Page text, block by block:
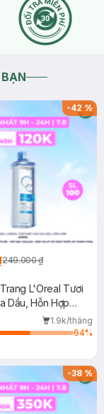
-42%
249.000 ₫
L'Oreal Tươi
Dầu, Hỗn Hợp
1.9k/tháng
64%
-38%